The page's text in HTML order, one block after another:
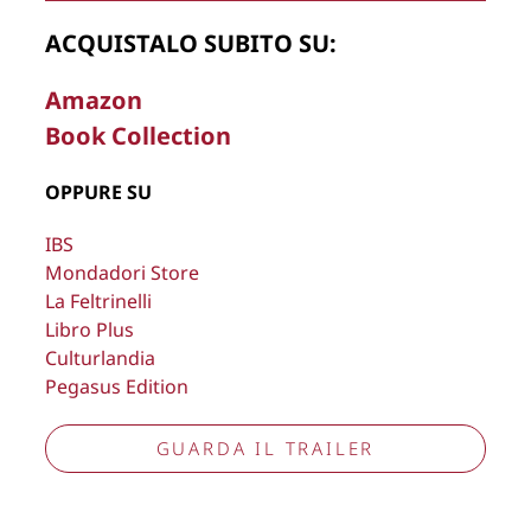
La Direzione stabilisce insindacabilmente di inserire,
rimuovere, oscurare, modificare, immagini e testi del sito, a
Copyright © 2026Lisa Bernardini
Aggiorna preferenze tracciamento
ACQUISTALO SUBITO SU:
Amazon
Book Collection
OPPURE SU
IBS
Mondadori Store
La Feltrinelli
Libro Plus
Culturlandia
Pegasus Edition
GUARDA IL TRAILER